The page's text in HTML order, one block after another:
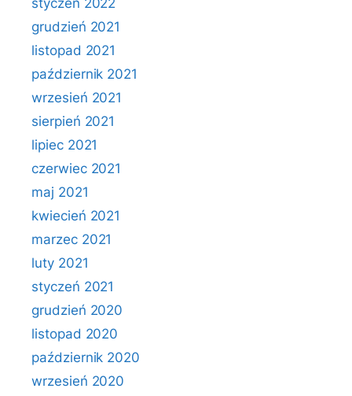
styczeń 2022
grudzień 2021
listopad 2021
październik 2021
wrzesień 2021
sierpień 2021
lipiec 2021
czerwiec 2021
maj 2021
kwiecień 2021
marzec 2021
luty 2021
styczeń 2021
grudzień 2020
listopad 2020
październik 2020
wrzesień 2020